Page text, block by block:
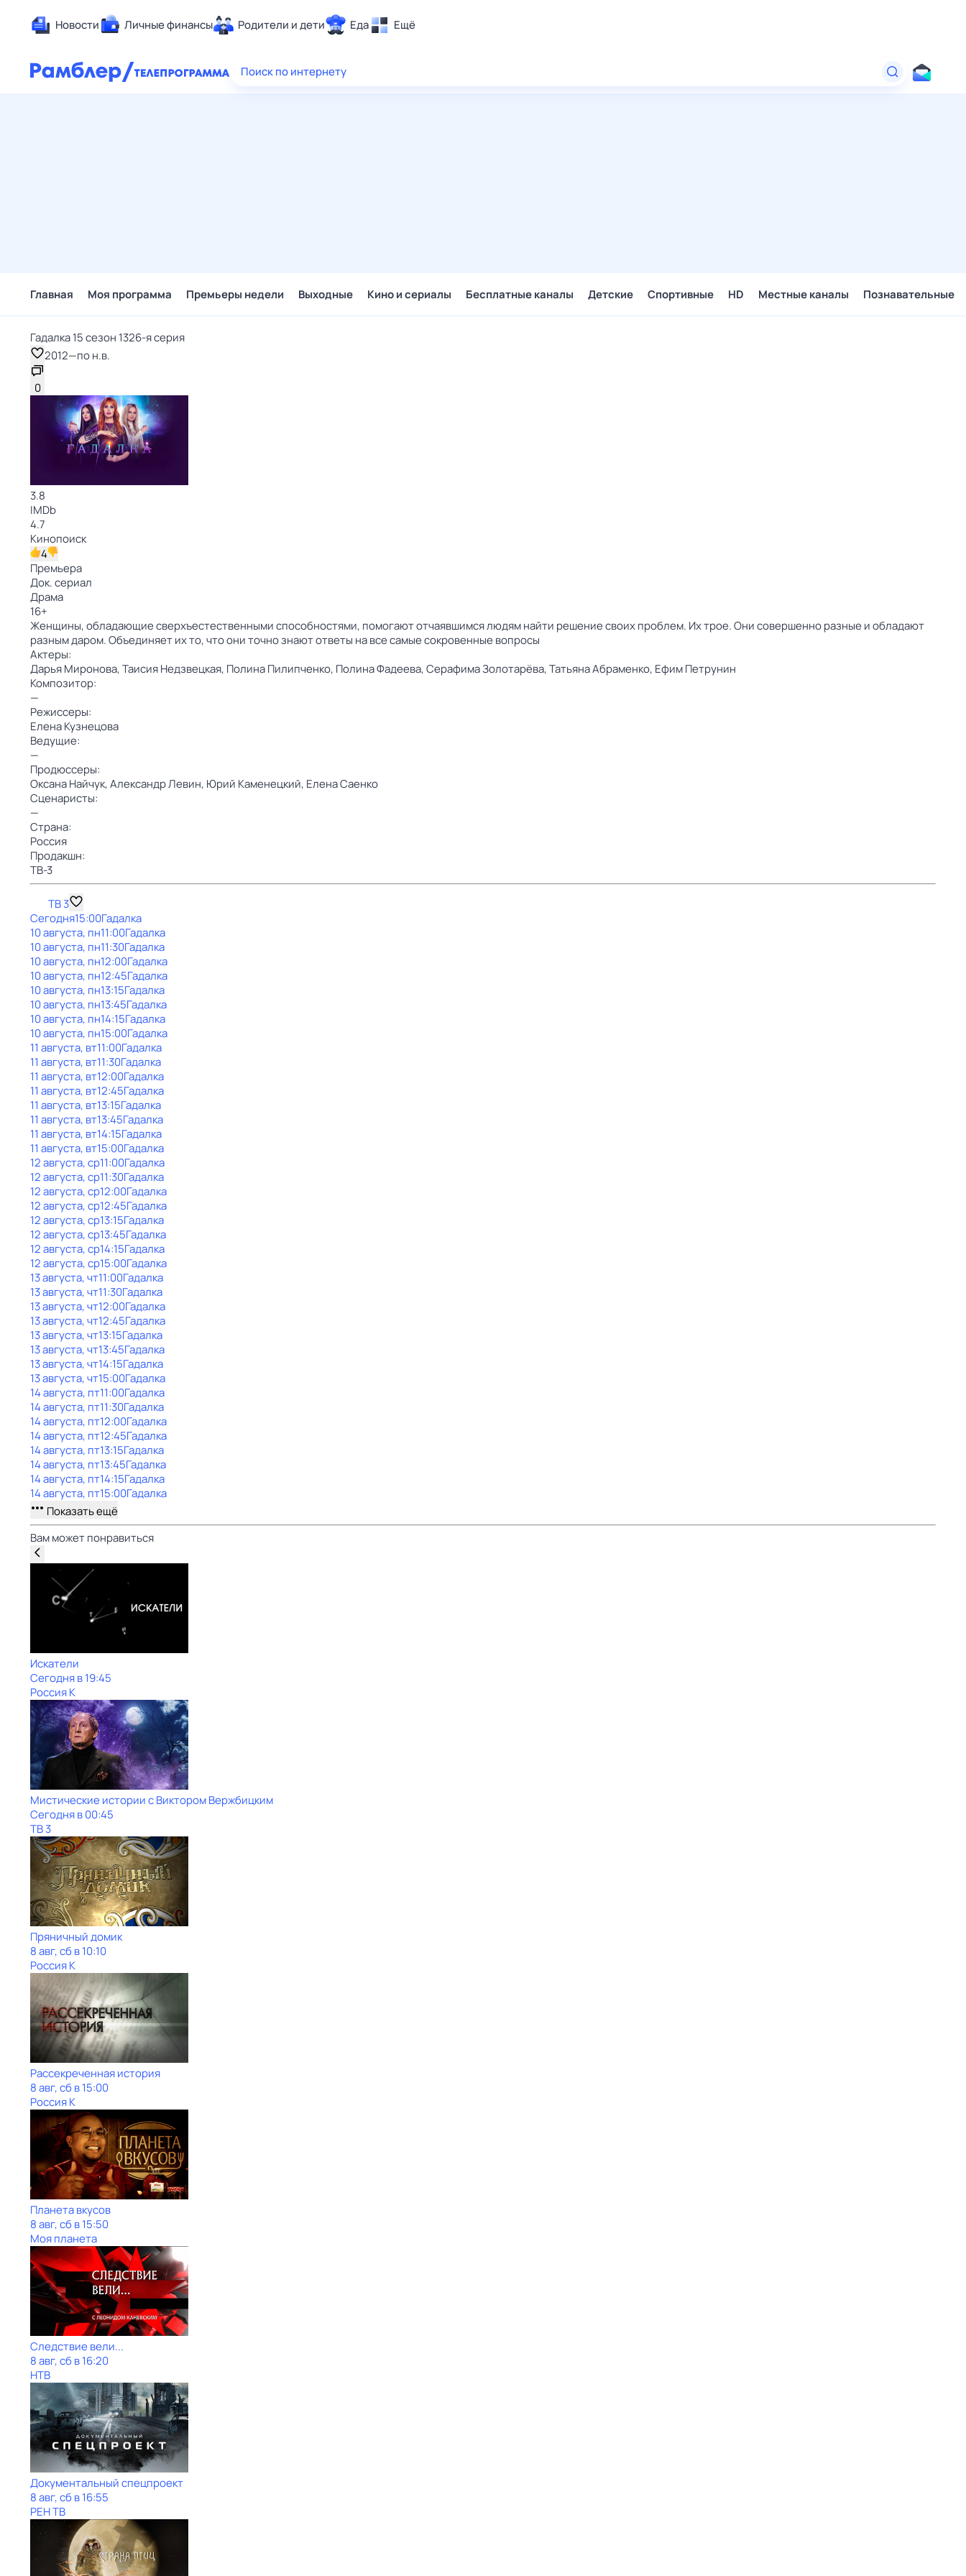
Новости Личные финансы Родители и дети Еда Ещё
Здоровье
Поиск по интернету
Главная Моя программа Премьеры недели Выходные Кино и сериалы Бесплатные каналы Детские Спортивные HD Местные каналы Познавательные
Гадалка 15 сезон 1326-я серия
2012—по н.в.
0
3.8
IMDb
4.7
Кинопоиск
4
Премьера
Док. сериал
Драма
16+
Женщины, обладающие сверхъестественными способностями, помогают отчаявшимся людям найти решение своих проблем. Их трое. Они совершенно разные и обладают
разным даром. Объединяет их то, что они точно знают ответы на все самые сокровенные вопросы
Актеры:
Дарья Миронова,Таисия Недзвецкая, Полина Пилипченко, Полина Фадеева,Серафима Золотарёва,Татьяна Абраменко, Ефим Петрунин
Композитор:
—
Режиссеры:
Елена Кузнецова
Ведущие:
—
Продюссеры:
Оксана Найчук,Александр Левин, Юрий Каменецкий, Елена Саенко
Сценаристы:
—
Страна:
Россия
Продакшн:
ТВ-3
ТВ 3
Сегодня15:00Гадалка
10 августа, пн11:00Гадалка
10 августа, пн11:30Гадалка
10 августа, пн12:00Гадалка
10 августа, пн12:45Гадалка
10 августа, пн13:15Гадалка
10 августа, пн13:45Гадалка
10 августа, пн14:15Гадалка
10 августа, пн15:00Гадалка
11 августа, вт11:00Гадалка
11 августа, вт11:30Гадалка
11 августа, вт12:00Гадалка
11 августа, вт12:45Гадалка
11 августа, вт13:15Гадалка
11 августа, вт13:45Гадалка
11 августа, вт14:15Гадалка
11 августа, вт15:00Гадалка
12 августа, ср11:00Гадалка
12 августа, ср11:30Гадалка
12 августа, ср12:00Гадалка
12 августа, ср12:45Гадалка
12 августа, ср13:15Гадалка
12 августа, ср13:45Гадалка
12 августа, ср14:15Гадалка
12 августа, ср15:00Гадалка
13 августа, чт11:00Гадалка
13 августа, чт11:30Гадалка
13 августа, чт12:00Гадалка
13 августа, чт12:45Гадалка
13 августа, чт13:15Гадалка
13 августа, чт13:45Гадалка
13 августа, чт14:15Гадалка
13 августа, чт15:00Гадалка
14 августа, пт11:00Гадалка
14 августа, пт11:30Гадалка
14 августа, пт12:00Гадалка
14 августа, пт12:45Гадалка
14 августа, пт13:15Гадалка
14 августа, пт13:45Гадалка
14 августа, пт14:15Гадалка
14 августа, пт15:00Гадалка
Показать ещё
Вам может понравиться
Искатели
Сегодня в 19:45
Россия К
Мистические истории с Виктoром Bержбицким
Сегодня в 00:45
ТВ 3
Пряничный домик
8 авг, сб в 10:10
Россия К
Рассекреченная история
8 авг, сб в 15:00
Россия К
Планета вкусов
8 авг, сб в 15:50
Моя планета
Следствие вели...
8 авг, сб в 16:20
НТВ
Документальный спецпроект
8 авг, сб в 16:55
РЕН ТВ